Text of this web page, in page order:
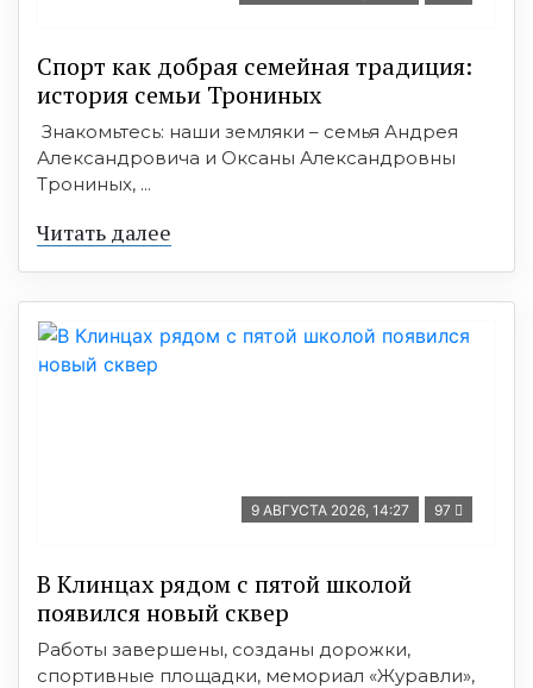
Спорт как добрая семейная традиция:
история семьи Трониных
Знакомьтесь: наши земляки – семья Андрея
Александровича и Оксаны Александровны
Трониных, ...
Читать далее
9 АВГУСТА 2026, 14:27 97
В Клинцах рядом с пятой школой
появился новый сквер
Работы завершены, созданы дорожки,
спортивные площадки, мемориал «Журавли»,